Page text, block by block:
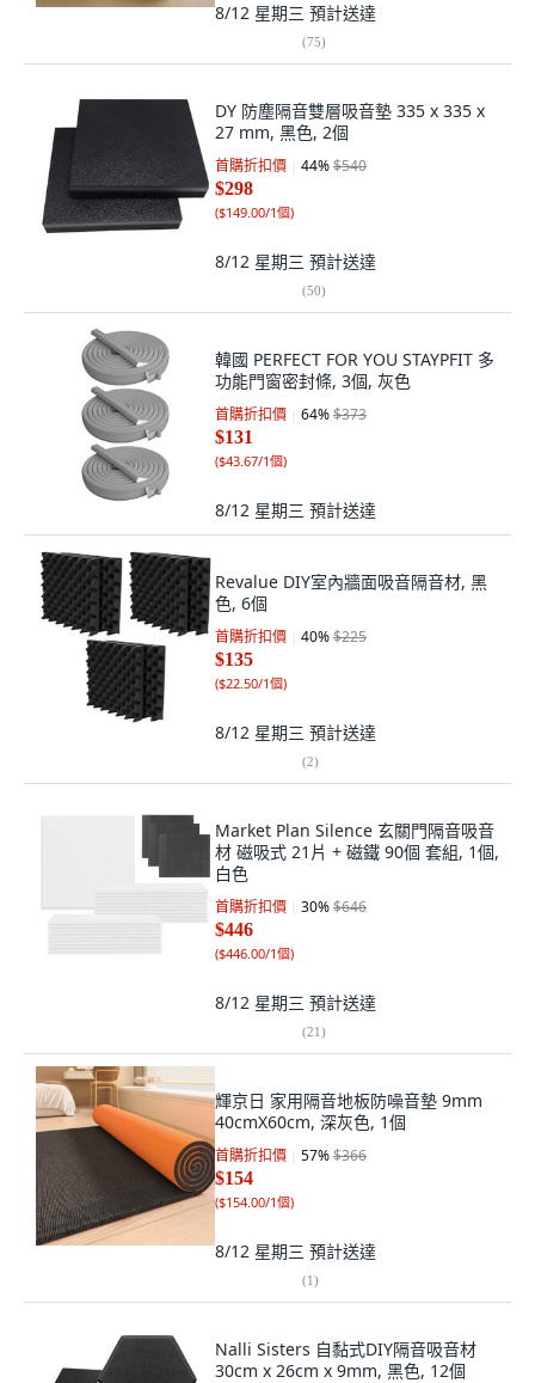
8/12 星期三 預計送達
(75)
DY 防塵隔音雙層吸音墊 335 x 335 x
27 mm, 黑色, 2個
首購折扣價 44%$540
$298
($149.00/1個)
8/12 星期三 預計送達
(50)
韓國 PERFECT FOR YOU STAYPFIT 多
功能門窗密封條, 3個, 灰色
首購折扣價 64%$373
$131
($43.67/1個)
8/12 星期三 預計送達
Revalue DIY室內牆面吸音隔音材, 黑
色, 6個
首購折扣價 40%$225
$135
($22.50/1個)
8/12 星期三 預計送達
(2)
Market Plan Silence 玄關門隔音吸音
材 磁吸式 21片 + 磁鐵 90個 套組, 1個,
白色
首購折扣價 30%$646
$446
($446.00/1個)
8/12 星期三 預計送達
(21)
輝京日 家用隔音地板防噪音墊 9mm
40cmX60cm, 深灰色, 1個
首購折扣價 57%$366
$154
($154.00/1個)
8/12 星期三 預計送達
(1)
Nalli Sisters 自黏式DIY隔音吸音材
30cm x 26cm x 9mm, 黑色, 12個